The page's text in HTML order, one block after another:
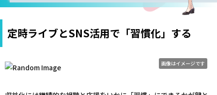
定時ライブとSNS活用で「習慣化」する
画像はイメージです